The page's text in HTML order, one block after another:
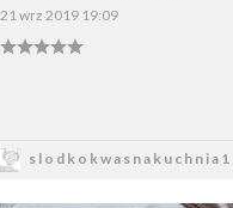
21 wrz 2019 19:09
slodkokwasnakuchnia1